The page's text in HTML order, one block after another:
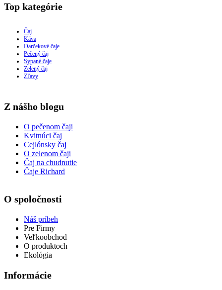
Top kategórie
Čaj
Káva
Darčekové čaje
Pečený čaj
Sypané čaje
Zelený čaj
Zľavy
Z nášho blogu
O pečenom čaji
Kvitnúci čaj
Cejlónsky čaj
O zelenom čaji
Čaj na chudnutie
Čaje Richard
O spoločnosti
Náš príbeh
Pre Firmy
Veľkoobchod
O produktoch
Ekológia
Informácie